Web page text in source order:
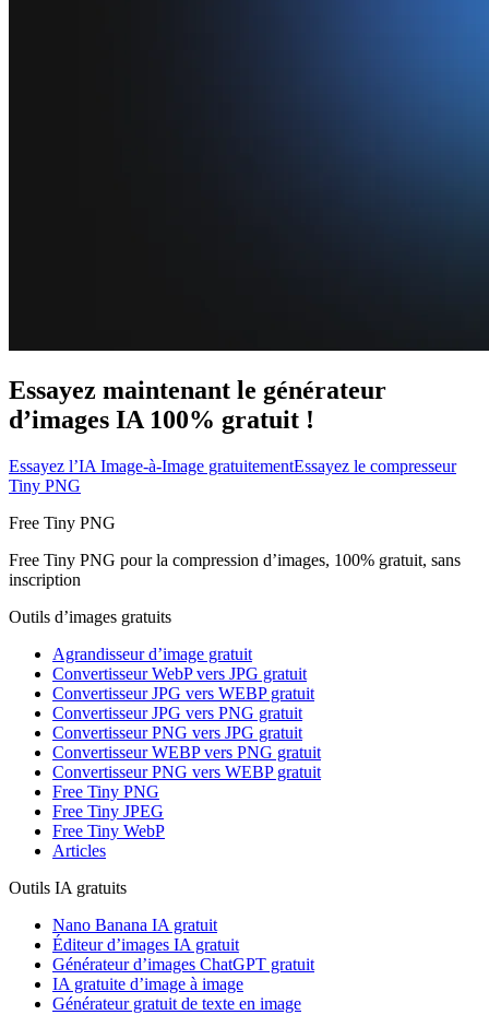
Essayez maintenant le générateur
d’images IA 100% gratuit !
Essayez l’IA Image-à-Image gratuitementEssayez le compresseur
Tiny PNG
Free Tiny PNG
Free Tiny PNG pour la compression d’images, 100% gratuit, sans
inscription
Outils d’images gratuits
Agrandisseur d’image gratuit
Convertisseur WebP vers JPG gratuit
Convertisseur JPG vers WEBP gratuit
Convertisseur JPG vers PNG gratuit
Convertisseur PNG vers JPG gratuit
Convertisseur WEBP vers PNG gratuit
Convertisseur PNG vers WEBP gratuit
Free Tiny PNG
Free Tiny JPEG
Free Tiny WebP
Articles
Outils IA gratuits
Nano Banana IA gratuit
Éditeur d’images IA gratuit
Générateur d’images ChatGPT gratuit
IA gratuite d’image à image
Générateur gratuit de texte en image